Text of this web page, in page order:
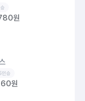
원
인승
원